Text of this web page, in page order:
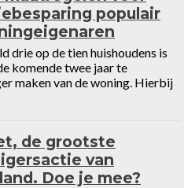
populair
drie op de tien huishoudens is
komende twee jaar te
maken van de woning. Hierbij
de grootste
van
Doe je mee?